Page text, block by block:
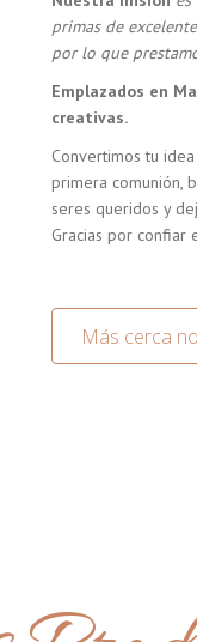
primas de
por lo que
Emplazados en
creativas.
Convertimos tu
primera comunión,
seres queridos y
Gracias por confiar
Más cerca